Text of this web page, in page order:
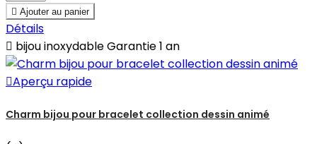
 Ajouter au panier
Détails
 bijou inoxydable Garantie 1 an
Aperçu rapide
Charm bijou pour bracelet collection dessin animé